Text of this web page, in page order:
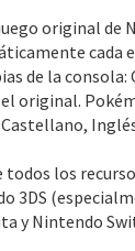
original de
cada
de la
original.
los
3DS
y Nintendo